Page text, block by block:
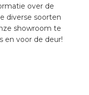
over de
diverse soorten
showroom te
en voor de deur!